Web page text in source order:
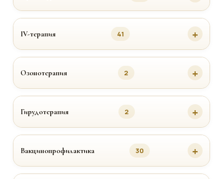
IV-терапия 41
Озонотерапия 2
Гирудотерапия 2
Вакцинопрофилактика 30